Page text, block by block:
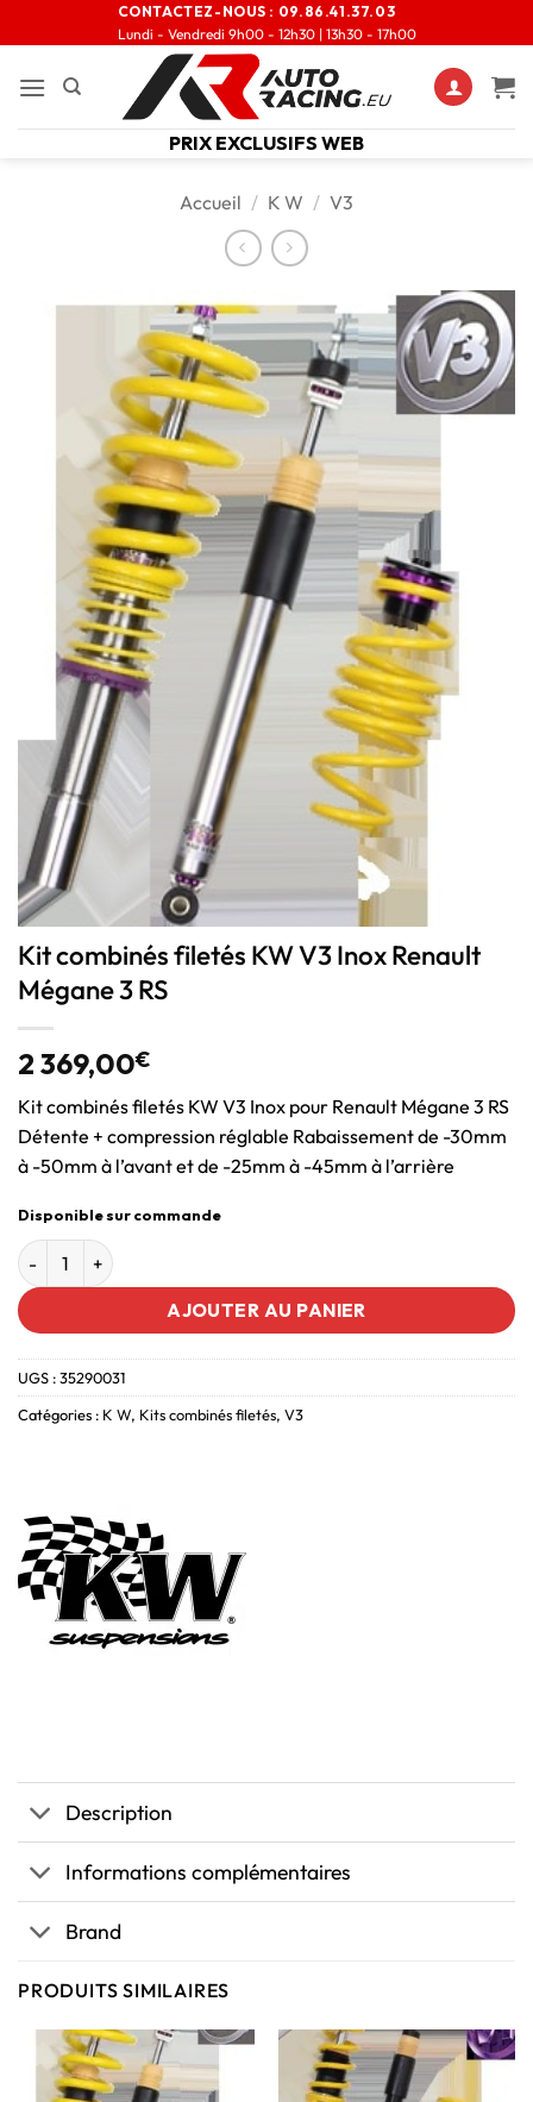
CONTACTEZ-NOUS : 09.86.41.37.03
Lundi - Vendredi 9h00 - 12h30 | 13h30 - 17h00
PRIX EXCLUSIFS WEB
Accueil / K W / V3
Kit combinés filetés KW V3 Inox Renault
Mégane 3 RS
2 369,00€
Kit combinés filetés KW V3 Inox pour Renault Mégane 3 RS
Détente + compression réglable Rabaissement de -30mm
à -50mm à l’avant et de -25mm à -45mm à l’arrière
Disponible sur commande
AJOUTER AU PANIER
UGS :35290031
Catégories : K W, Kits combinés filetés, V3
Description
Informations complémentaires
Brand
PRODUITS SIMILAIRES